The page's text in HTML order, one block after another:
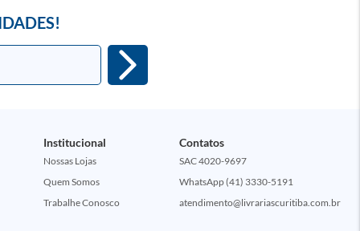
Institucional
Nossas Lojas
Quem Somos
Trabalhe Conosco
Contatos
SAC 4020-9697
WhatsApp (41) 3330-5191
atendimento@livrariascuritiba.com.br